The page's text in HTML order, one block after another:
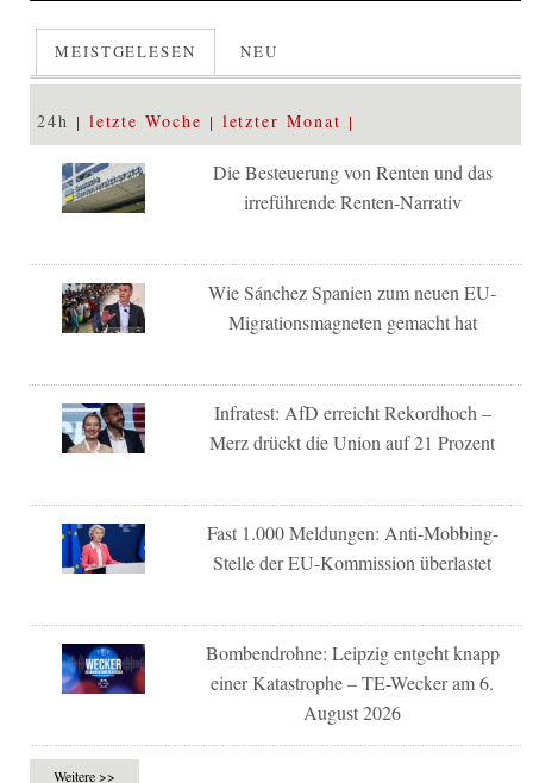
MEISTGELESEN NEU
24h letzte Woche letzter Monat
Die Besteuerung von Renten und das
irreführende Renten-Narrativ
Wie Sánchez Spanien zum neuen EU-
Migrationsmagneten gemacht hat
Infratest: AfD erreicht Rekordhoch –
Merz drückt die Union auf 21 Prozent
Fast 1.000 Meldungen: Anti-Mobbing-
Stelle der EU-Kommission überlastet
Bombendrohne: Leipzig entgeht knapp
einer Katastrophe – TE-Wecker am 6.
August 2026
Weitere >>